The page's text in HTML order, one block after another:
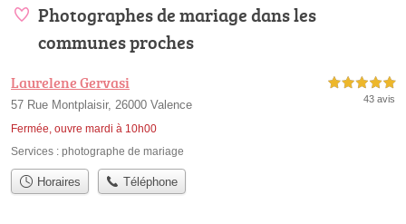
Photographes de mariage dans les
communes proches
Laurelene Gervasi
57 Rue Montplaisir, 26000 Valence
Fermée, ouvre mardi à 10h00
5,0 étoiles sur 5
43 avis
Services : photographe de mariage
Horaires Téléphone